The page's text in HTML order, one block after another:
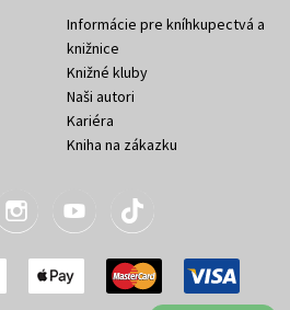
Informácie pre kníhkupectvá a
knižnice
Knižné kluby
Naši autori
Kariéra
Kniha na zákazku